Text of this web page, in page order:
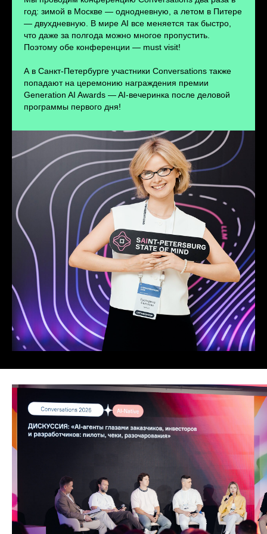
год: зимой в Москве — однодневную, а летом в Питере
— двухдневную. В мире AI все меняется так быстро,
что даже за полгода можно многое пропустить.
Поэтому обе конференции — must visit!
А в Санкт-Петербурге участники Conversations также
попадают на церемонию награждения премии
Generation AI Awards — AI-вечеринка после деловой
программы первого дня!
ПЕРЕЙТИ